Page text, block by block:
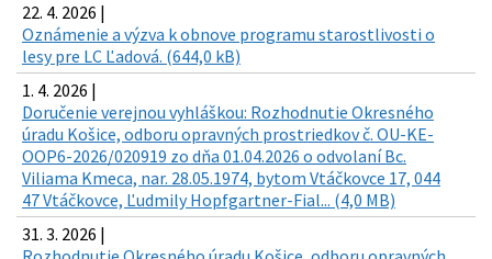
22. 4. 2026 |
Oznámenie a výzva k obnove programu starostlivosti o
lesy pre LC Ľadová. (644,0 kB)
1. 4. 2026 |
Doručenie verejnou vyhláškou: Rozhodnutie Okresného
úradu Košice, odboru opravných prostriedkov č. OU-KE-
OOP6-2026/020919 zo dňa 01.04.2026 o odvolaní Bc.
Viliama Kmeca, nar. 28.05.1974, bytom Vtáčkovce 17, 044
47 Vtáčkovce, Ľudmily Hopfgartner-Fial... (4,0 MB)
31. 3. 2026 |